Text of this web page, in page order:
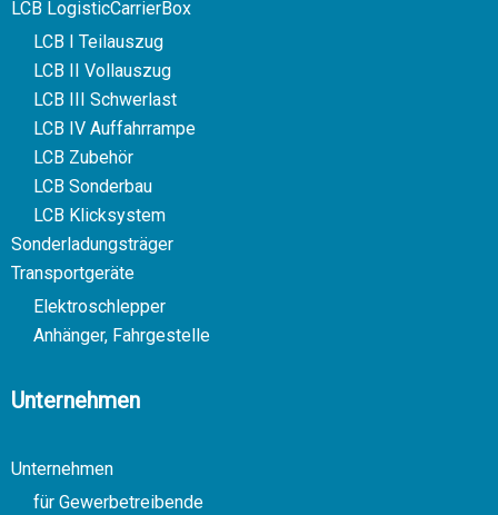
LCB LogisticCarrierBox
LCB I Teilauszug
LCB II Vollauszug
LCB III Schwerlast
LCB IV Auffahrrampe
LCB Zubehör
LCB Sonderbau
LCB Klicksystem
Sonderladungsträger
Transportgeräte
Elektroschlepper
Anhänger, Fahrgestelle
Unternehmen
Unternehmen
für Gewerbetreibende